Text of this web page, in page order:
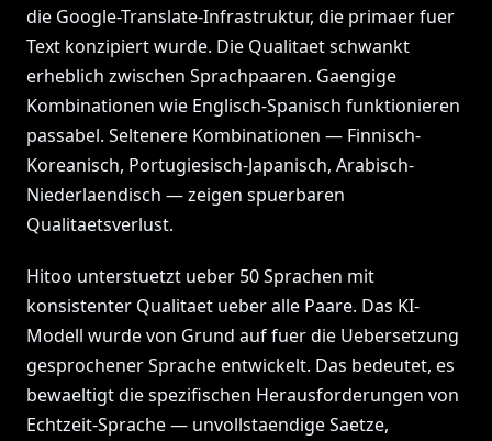
die Google-Translate-Infrastruktur, die primaer fuer
Text konzipiert wurde. Die Qualitaet schwankt
erheblich zwischen Sprachpaaren. Gaengige
Kombinationen wie Englisch-Spanisch funktionieren
passabel. Seltenere Kombinationen — Finnisch-
Koreanisch, Portugiesisch-Japanisch, Arabisch-
Niederlaendisch — zeigen spuerbaren
Qualitaetsverlust.
Hitoo unterstuetzt ueber 50 Sprachen mit
konsistenter Qualitaet ueber alle Paare. Das KI-
Modell wurde von Grund auf fuer die Uebersetzung
gesprochener Sprache entwickelt. Das bedeutet, es
bewaeltigt die spezifischen Herausforderungen von
Echtzeit-Sprache — unvollstaendige Saetze,